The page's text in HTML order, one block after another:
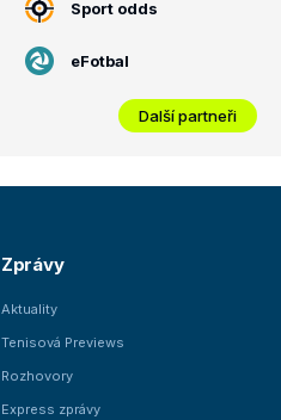
Sport odds
eFotbal
Další partneři
Zprávy
Aktuality
Tenisová Previews
Rozhovory
Express zprávy